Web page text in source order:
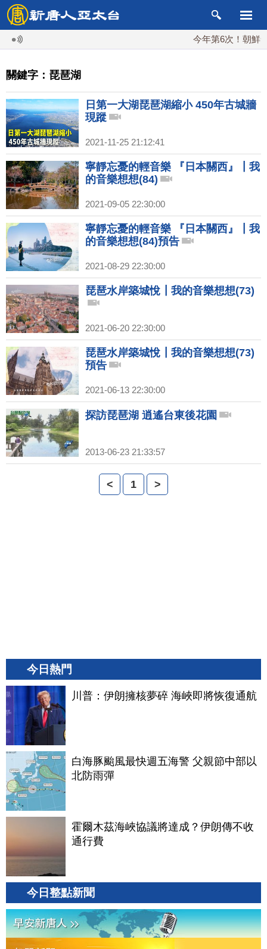
今年第6次！朝鮮發
關鍵字：琵琶湖
日第一大湖琵琶湖縮小 450年古城牆
現蹤
2021-11-25 21:12:41
寧靜忘憂的輕音樂 『日本關西』┃我
的音樂想想(84)
2021-09-05 22:30:00
寧靜忘憂的輕音樂 『日本關西』┃我
的音樂想想(84)預告
2021-08-29 22:30:00
琵琶水岸築城悅┃我的音樂想想(73)
2021-06-20 22:30:00
琵琶水岸築城悅┃我的音樂想想(73)
預告
2021-06-13 22:30:00
探訪琵琶湖 逍遙台東後花園
2013-06-23 21:33:57
< 1 >
今日熱門
川普：伊朗擁核夢碎 海峽即將恢復通航
白海豚颱風最快週五海警 父親節中部以
北防雨彈
霍爾木茲海峽協議將達成？伊朗傳不收
通行費
今日整點新聞